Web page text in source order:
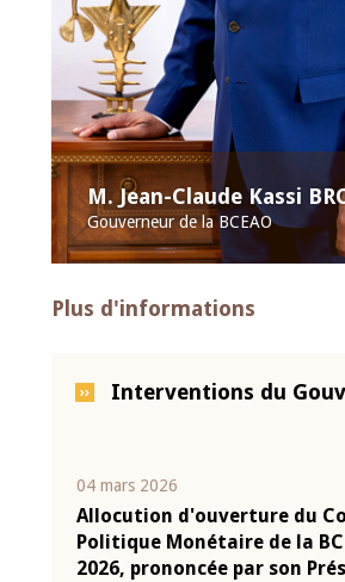
M. Jean-Claude Kassi
Gouverneur de la BCEAO
Plus d'informations
Interventions du
04 mars 2026
Allocution d'ouverture du
Politique Monétaire de la
2026, prononcée par son